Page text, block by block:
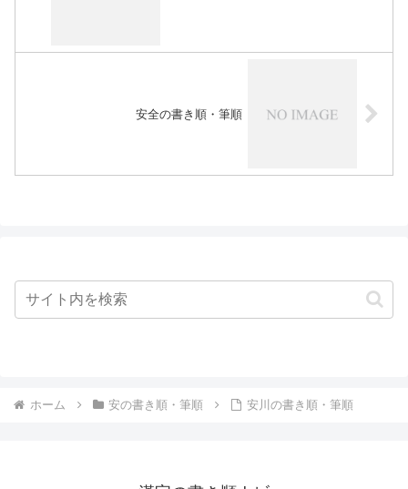
安全の書き順・筆順
ホーム 安の書き順・筆順 安川の書き順・筆順